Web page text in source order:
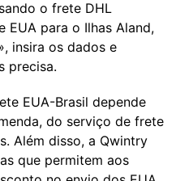
o frete DHL
EUA para o Ilhas Aland,
insira os dados e
precisa.
EUA-Brasil depende
do serviço de frete
Além disso, a Qwintry
que permitem aos